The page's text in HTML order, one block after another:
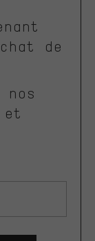
de
nos
et